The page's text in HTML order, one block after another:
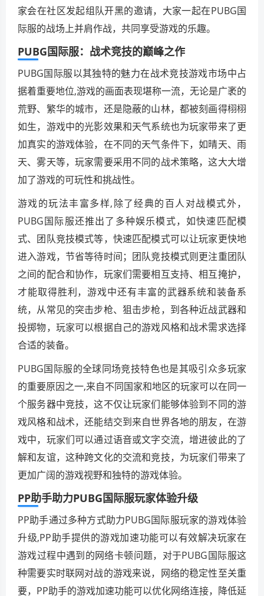
家会在社区发起组队开黑的邀请，大家一起在PUBG国
际服的战场上并肩作战，共同享受游戏的乐趣。
PUBG国际服：战术竞技的巅峰之作
PUBG国际服以其独特的魅力在战术竞技游戏市场中占
据着重要地位,游戏的画面表现堪称一流，无论是广袤的
荒野、繁华的城市，还是隐蔽的山林，都被刻画得栩栩
如生，游戏中的光影效果和天气系统也为玩家带来了更
加真实的游戏体验，在不同的天气条件下，如晴天、雨
天、雾天等，玩家需要采用不同的战术策略，这大大增
加了游戏的可玩性和挑战性。
游戏的玩法丰富多样,除了经典的百人对战模式外，
PUBG国际服还推出了多种娱乐模式，如快速匹配模
式、团队竞技模式等，快速匹配模式可以让玩家更快地
进入游戏，节省等待时间；团队竞技模式则更注重团队
之间的配合和协作，玩家们需要相互支持、相互掩护，
才能取得胜利，游戏中还有丰富的武器系统和装备系
统，从常见的突击步枪、狙击步枪，到各种近战武器和
投掷物，玩家可以根据自己的游戏风格和战术需求选择
合适的装备。
PUBG国际服的全球同场竞技特色也是其吸引众多玩家
的重要原因之一,来自不同国家和地区的玩家可以在同一
个服务器中竞技，这不仅让玩家们能够体验到不同的游
戏风格和战术，还能结交到来自世界各地的朋友，在游
戏中，玩家们可以通过语音或文字交流，增进彼此的了
解和友谊，这种跨文化的交流和竞技，为玩家们带来了
更加广阔的游戏视野和独特的游戏体验。
PP助手助力PUBG国际服玩家体验升级
PP助手通过多种方式助力PUBG国际服玩家的游戏体验
升级,PP助手提供的游戏加速功能可以有效解决玩家在
游戏过程中遇到的网络卡顿问题，对于PUBG国际服这
种需要实时联网对战的游戏来说，网络的稳定性至关重
要，PP助手的游戏加速功能可以优化网络连接，降低延